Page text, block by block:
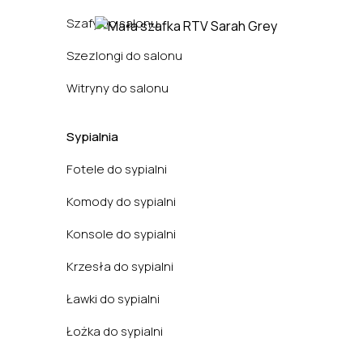
Szafy do salonu
Szezlongi do salonu
Witryny do salonu
Sypialnia
Fotele do sypialni
Komody do sypialni
Konsole do sypialni
Krzesła do sypialni
Ławki do sypialni
Łożka do sypialni